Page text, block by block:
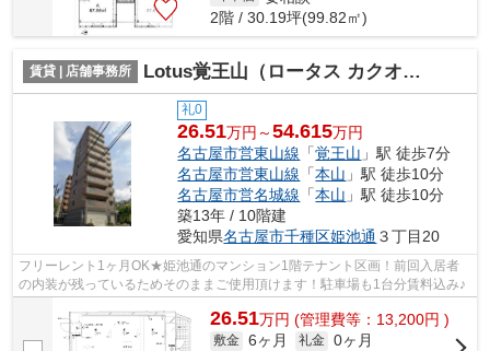
2階 / 30.19坪(99.82㎡)
賃貸 | 店舗事務所 Lotus覚王山（ロータス カクオウザン）【 店舗系おすすめ 】
礼0
26.51万円～54.615万円
名古屋市営東山線 「覚王山 」駅 徒歩7分
名古屋市営東山線 「本山 」駅 徒歩10分
名古屋市営名城線 「本山 」駅 徒歩10分
築13年 / 10階建
愛知県名古屋市千種区姫池通 ３丁目20
フリーレント1ヶ月OK★姫池通のマンション1階テナント区画！前回入居者
の内装が残っているためそのままご使用頂けます！駐車場も1台分賃料込み♪
26.51万円 (管理費等：13,200円 )
敷金 6ヶ月 礼金 0ヶ月